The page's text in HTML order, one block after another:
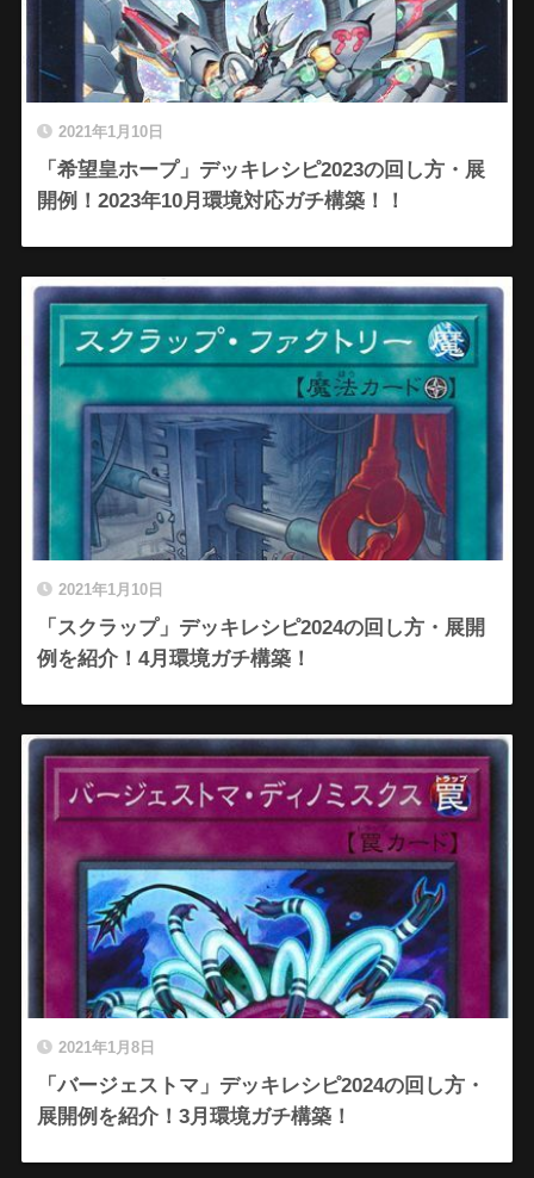
2021年1月10日
「希望皇ホープ」デッキレシピ2023の回し方・展
開例！2023年10月環境対応ガチ構築！！
2021年1月10日
「スクラップ」デッキレシピ2024の回し方・展開
例を紹介！4月環境ガチ構築！
2021年1月8日
「バージェストマ」デッキレシピ2024の回し方・
展開例を紹介！3月環境ガチ構築！